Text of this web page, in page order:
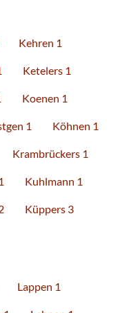
Kehren 1
Ketelers 1
Koenen 1
1 Köhnen 1
Krambrückers 1
Kuhlmann 1
Küppers 3
Lappen 1